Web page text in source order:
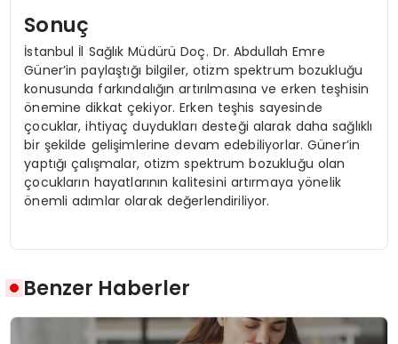
Sonuç
İstanbul İl Sağlık Müdürü Doç. Dr. Abdullah Emre
Güner’in paylaştığı bilgiler, otizm spektrum bozukluğu
konusunda farkındalığın artırılmasına ve erken teşhisin
önemine dikkat çekiyor. Erken teşhis sayesinde
çocuklar, ihtiyaç duydukları desteği alarak daha sağlıklı
bir şekilde gelişimlerine devam edebiliyorlar. Güner’in
yaptığı çalışmalar, otizm spektrum bozukluğu olan
çocukların hayatlarının kalitesini artırmaya yönelik
önemli adımlar olarak değerlendiriliyor.
Benzer Haberler